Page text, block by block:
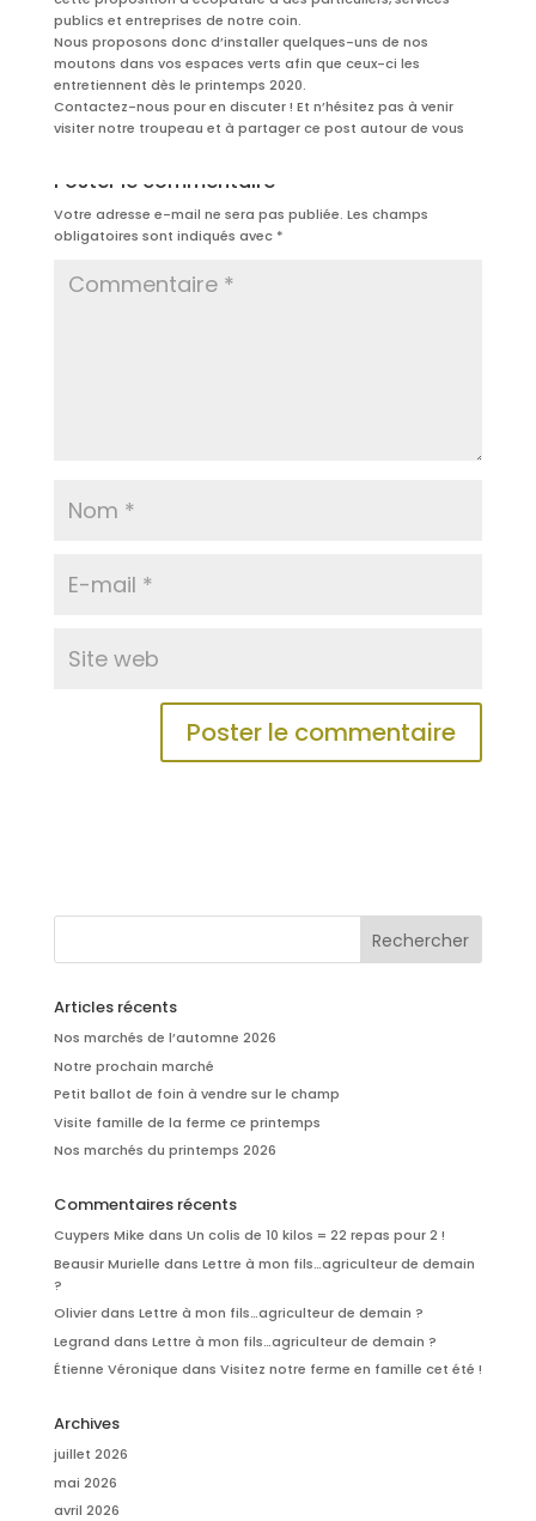
publics et entreprises de notre coin.
Nous proposons donc d’installer quelques-uns de nos
moutons dans vos espaces verts afin que ceux-ci les
entretiennent dès le printemps 2020.
Contactez-nous pour en discuter ! Et n’hésitez pas à venir
visiter notre troupeau et à partager ce post autour de vous
Poster le commentaire
Votre adresse e-mail ne sera pas publiée. Les champs
obligatoires sont indiqués avec *
Articles récents
Nos marchés de l’automne 2026
Notre prochain marché
Petit ballot de foin à vendre sur le champ
Visite famille de la ferme ce printemps
Nos marchés du printemps 2026
Commentaires récents
Cuypers Mike dans Un colis de 10 kilos = 22 repas pour 2 !
Beausir Murielle dans Lettre à mon fils…agriculteur de demain
?
Olivierdans Lettre à mon fils…agriculteur de demain ?
Legrand dans Lettre à mon fils…agriculteur de demain ?
Étienne Véronique dans Visitez notre ferme en famille cet été !
Archives
juillet 2026
mai 2026
avril 2026